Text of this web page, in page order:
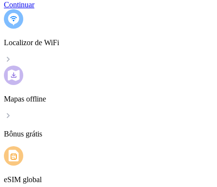
Continuar
Localizor de WiFi
Mapas offline
Bônus grátis
eSIM global